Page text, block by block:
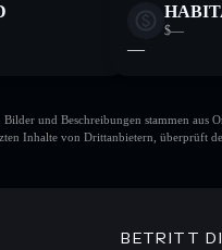
$—
—
und Beschreibungen stammen aus
Inhalte von Drittanbietern, überprüft
BETRITT